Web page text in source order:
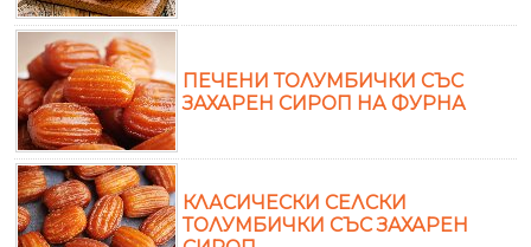
ПЕЧЕНИ ТОЛУМБИЧКИ СЪС
ЗАХАРЕН СИРОП НА ФУРНА
КЛАСИЧЕСКИ СЕЛСКИ
ТОЛУМБИЧКИ СЪС ЗАХАРЕН